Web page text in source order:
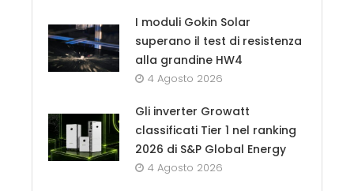
I moduli Gokin Solar
superano il test di resistenza
alla grandine HW4
4 Agosto 2026
Gli inverter Growatt
classificati Tier 1 nel ranking
2026 di S&P Global Energy
4 Agosto 2026